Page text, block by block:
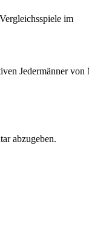
im
Jedermänner
abzugeben.